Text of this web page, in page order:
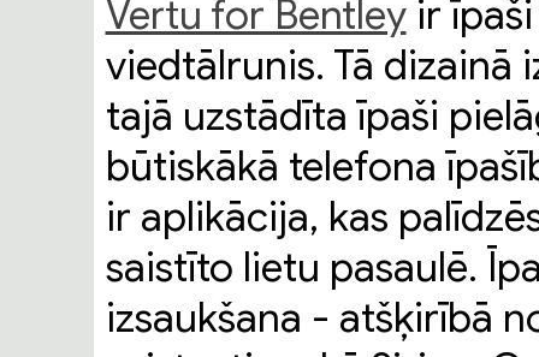
Vertu for Bentleyir īpaši
viedtālrunis. Tā dizainā
tajā uzstādīta īpaši
būtiskākā telefona
ir aplikācija, kas
saistīto lietu pasaulē.
izsaukšana - atšķirībā